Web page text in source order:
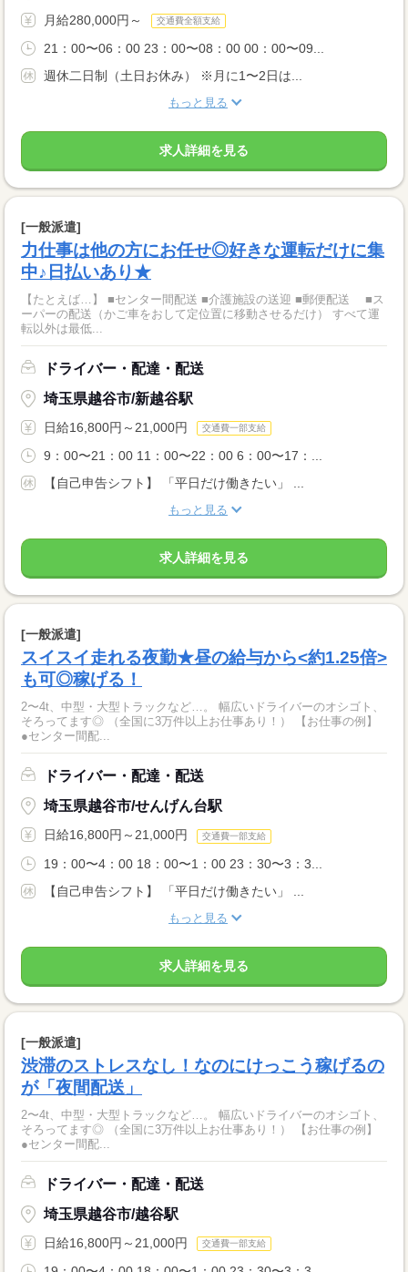
月給280,000円～ 交通費全額支給
21：00〜06：00 23：00〜08：00 00：00〜09...
週休二日制（土日お休み） ※月に1〜2日は...
もっと見る
求人詳細を見る
[一般派遣]
力仕事は他の方にお任せ◎好きな運転だけに集
中♪日払いあり★
【たとえば…】 ■センター間配送 ■介護施設の送迎 ■郵便配送 ■ス
ーパーの配送（かご車をおして定位置に移動させるだけ） すべて運
転以外は最低...
ドライバー・配達・配送
埼玉県越谷市/新越谷駅
日給16,800円～21,000円 交通費一部支給
9：00〜21：00 11：00〜22：00 6：00〜17：...
【自己申告シフト】 「平日だけ働きたい」 ...
もっと見る
求人詳細を見る
[一般派遣]
スイスイ走れる夜勤★昼の給与から<約1.25倍>
も可◎稼げる！
2〜4t、中型・大型トラックなど…。 幅広いドライバーのオシゴト、
そろってます◎ （全国に3万件以上お仕事あり！） 【お仕事の例】
●センター間配...
ドライバー・配達・配送
埼玉県越谷市/せんげん台駅
日給16,800円～21,000円 交通費一部支給
19：00〜4：00 18：00〜1：00 23：30〜3：3...
【自己申告シフト】 「平日だけ働きたい」 ...
もっと見る
求人詳細を見る
[一般派遣]
渋滞のストレスなし！なのにけっこう稼げるの
が「夜間配送」
2〜4t、中型・大型トラックなど…。 幅広いドライバーのオシゴト、
そろってます◎ （全国に3万件以上お仕事あり！） 【お仕事の例】
●センター間配...
ドライバー・配達・配送
埼玉県越谷市/越谷駅
日給16,800円～21,000円 交通費一部支給